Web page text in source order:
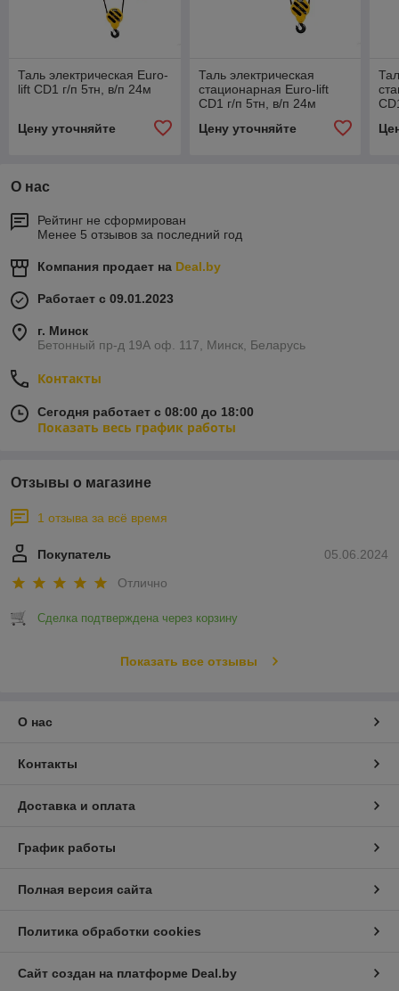
Таль электрическая Euro-
lift CD1 г/п 5тн, в/п 24м
Цену уточняйте
Таль электрическая
стационарная Euro-lift
CD1 г/п 5тн, в/п 24м
Цену уточняйте
О нас
Рейтинг не сформирован
Менее 5 отзывов за последний год
Компания продает на Deal.by
Работает с 09.01.2023
г. Минск
Бетонный пр-д 19А оф. 117, Минск, Беларусь
Контакты
Сегодня работает с 08:00 до 18:00
Показать весь график работы
Отзывы о магазине
1 отзыва за всё время
05.06.2024
Покупатель
Отлично
Сделка подтверждена через корзину
Показать все отзывы
О нас
Контакты
Доставка и оплата
График работы
Полная версия сайта
Политика обработки cookies
Сайт создан на платформе Deal.by